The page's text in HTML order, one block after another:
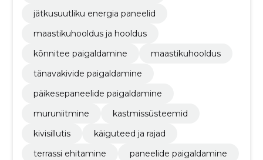
jätkusuutliku energia paneelid
maastikuhooldus ja hooldus
kõnnitee paigaldamine
maastikuhooldus
tänavakivide paigaldamine
päikesepaneelide paigaldamine
muruniitmine
kastmissüsteemid
kivisillutis
käiguteed ja rajad
terrassi ehitamine
paneelide paigaldamine